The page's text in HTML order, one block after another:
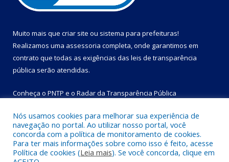
Muito mais que criar site ou sistema para prefeituras!
Realizamos uma assessoria completa, onde garantimos em
contrato que todas as exigências das leis de transparência
pública serão atendidas.
Conheça o PNTP e o Radar da Transparência Pública
Todos os direitos reservados a Prefeitura Municipal de Bom
Jesus do Tocantins.
Nós usamos cookies para melhorar sua experiência de
navegação no portal. Ao utilizar nosso portal, você
concorda com a política de monitoramento de cookies.
Para ter mais informações sobre como isso é feito, acesse
Política de cookies (Leia mais). Se você concorda, clique em